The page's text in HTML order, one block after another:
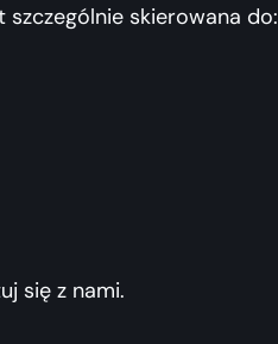
skierowana do:
się z nami.